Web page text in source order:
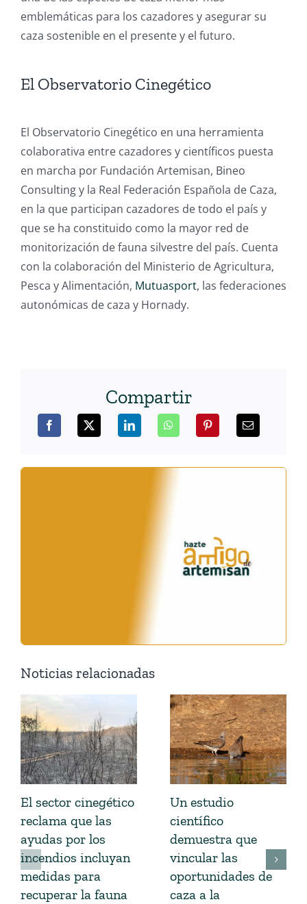
emblemáticas para los cazadores y asegurar su
caza sostenible en el presente y el futuro.
El Observatorio Cinegético
El Observatorio Cinegético en una herramienta
colaborativa entre cazadores y científicos puesta
en marcha por Fundación Artemisan, Bineo
Consulting y la Real Federación Española de Caza,
en la que participan cazadores de todo el país y
que se ha constituido como la mayor red de
monitorización de fauna silvestre del país. Cuenta
con la colaboración del Ministerio de Agricultura,
Pesca y Alimentación, Mutuasport, las federaciones
autonómicas de caza y Hornady.
Compartir
Noticias relacionadas
El sector cinegético
reclama que las
ayudas por los
incendios incluyan
medidas para
recuperar la fauna
Un estudio
científico
demuestra que
vincular las
oportunidades de
caza a la